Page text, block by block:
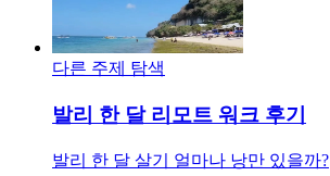
다른 주제 탐색
발리 한 달 리모트 워크 후기
발리 한 달 살기 얼마나 낭만 있을까?